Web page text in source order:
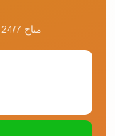
متاح 24/7 — اتصل أو راسلنا على واتساب